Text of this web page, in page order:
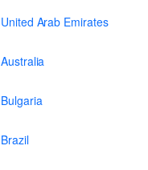
United Arab Emirates
Australia
Bulgaria
Brazil